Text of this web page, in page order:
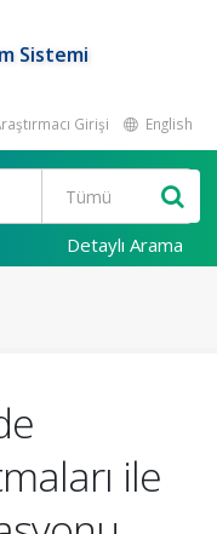
Sistemi
Girişi English
Detaylı Arama
ile